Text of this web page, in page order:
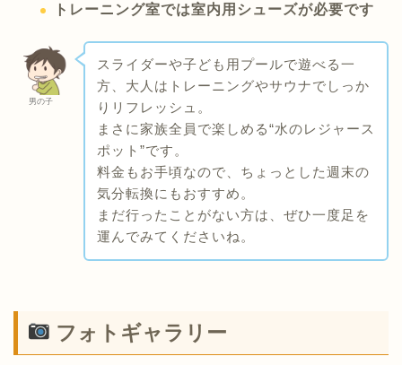
トレーニング室では室内用シューズが必要です
男の子
スライダーや子ども用プールで遊べる一
方、大人はトレーニングやサウナでしっか
りリフレッシュ。
まさに家族全員で楽しめる“水のレジャース
ポット”です。
料金もお手頃なので、ちょっとした週末の
気分転換にもおすすめ。
まだ行ったことがない方は、ぜひ一度足を
運んでみてくださいね。
フォトギャラリー